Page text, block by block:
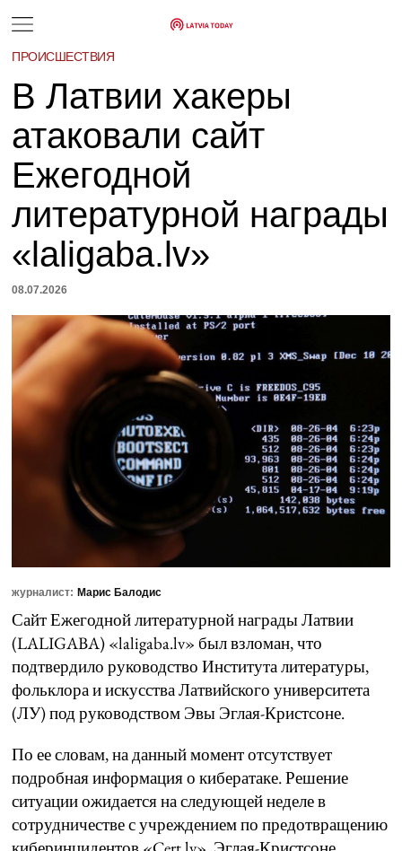
ПРОИСШЕСТВИЯ
В Латвии хакеры
атаковали сайт
Ежегодной
литературной награды
«laligaba.lv»
08.07.2026
журналист: Марис Балодис
Сайт Ежегодной литературной награды Латвии
(LALIGABA) «laligaba.lv» был взломан, что
подтвердило руководство Института литературы,
фольклора и искусства Латвийского университета
(ЛУ) под руководством Эвы Эглая-Кристсоне.
По ее словам, на данный момент отсутствует
подробная информация о кибератаке. Решение
ситуации ожидается на следующей неделе в
сотрудничестве с учреждением по предотвращению